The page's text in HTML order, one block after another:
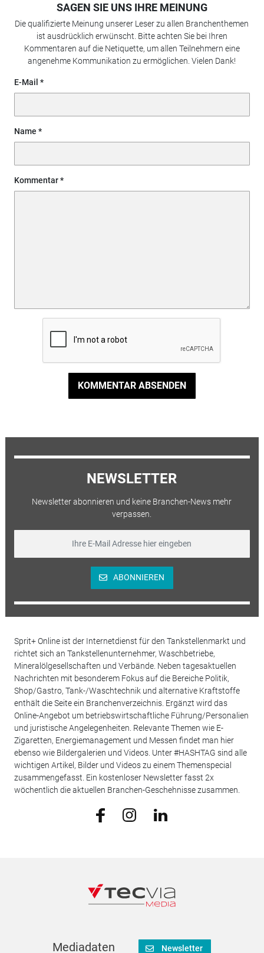
SAGEN SIE UNS IHRE MEINUNG
Die qualifizierte Meinung unserer Leser zu allen Branchenthemen
ist ausdrücklich erwünscht. Bitte achten Sie bei Ihren
Kommentaren auf die Netiquette, um allen Teilnehmern eine
angenehme Kommunikation zu ermöglichen. Vielen Dank!
E-Mail
Name
Kommentar
KOMMENTAR ABSENDEN
NEWSLETTER
Newsletter abonnieren und keine Branchen-News mehr
verpassen.
ABONNIEREN
Sprit+ Online ist der Internetdienst für den Tankstellenmarkt und
richtet sich an Tankstellenunternehmer, Waschbetriebe,
Mineralölgesellschaften und Verbände. Neben tagesaktuellen
Nachrichten mit besonderem Fokus auf die Bereiche Politik,
Shop/Gastro, Tank-/Waschtechnik und alternative Kraftstoffe
enthält die Seite ein Branchenverzeichnis. Ergänzt wird das
Online-Angebot um betriebswirtschaftliche Führung/Personalien
und juristische Angelegenheiten. Relevante Themen wie E-
Zigaretten, Energiemanagement und Messen findet man hier
ebenso wie Bildergalerien und Videos. Unter #HASHTAG sind alle
wichtigen Artikel, Bilder und Videos zu einem Themenspecial
zusammengefasst. Ein kostenloser Newsletter fasst 2x
wöchentlich die aktuellen Branchen-Geschehnisse zusammen.
Mediadaten Newsletter